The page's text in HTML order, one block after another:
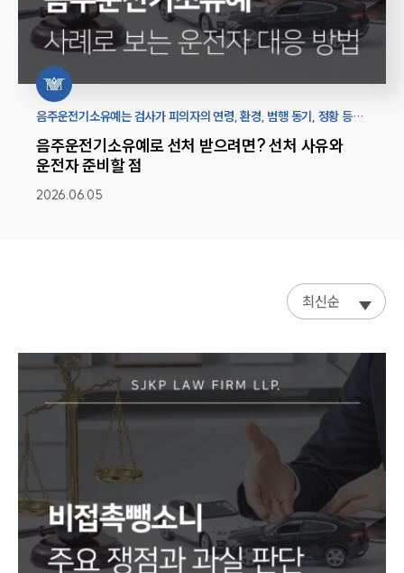
음주운전기소유예는 검사가 피의자의 연령, 환경, 범행 동기, 정황 등을
선처의 일종입니다.
음주운전기소유예로 선처 받으려면? 선처 사유와
운전자 준비할 점
2026.06.05
최신순